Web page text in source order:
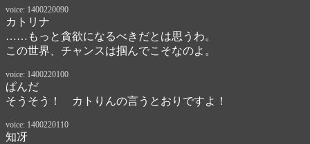
voice: 1400220090
カトリナ
……もっと貪欲になるべきだとは思うわ。
この世界、チャンスは掴んでこそなのよ。
voice: 1400220100
ぱんだ
そうそう！　カトりんの言うとおりですよ！
voice: 1400220110
知冴